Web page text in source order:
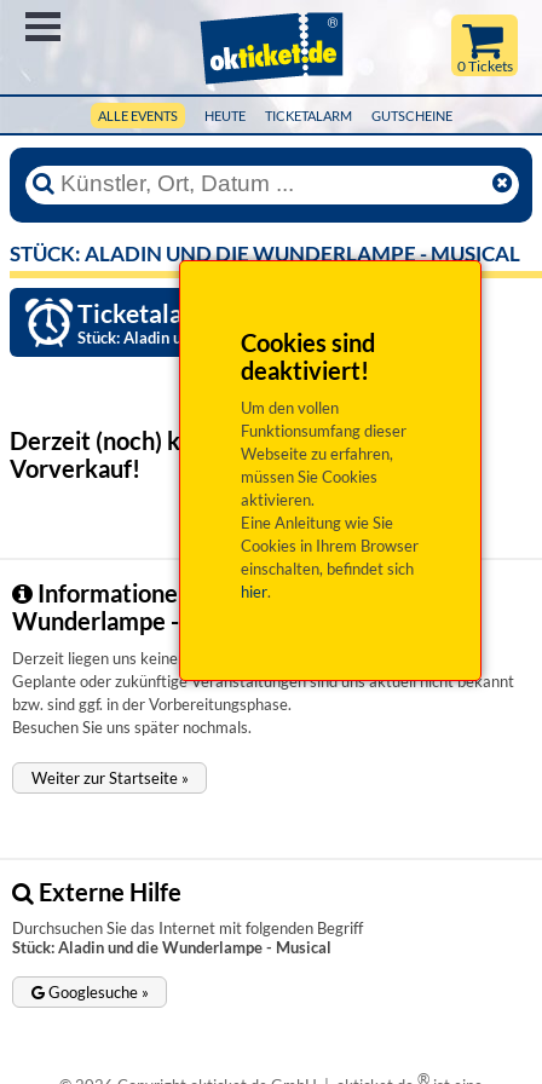
ALLE EVENTS HEUTE TICKETALARM GUTSCHEINE
0 Tickets
Cookies sind
deaktiviert!
Um den vollen
Funktionsumfang dieser
Webseite zu erfahren,
müssen Sie Cookies
aktivieren.
Eine Anleitung wie Sie
Cookies in Ihrem Browser
einschalten, befindet sich
hier.
STÜCK: ALADIN UND DIE WUNDERLAMPE - MUSICAL
Ticketalarm einrichten »
Stück: Aladin und die Wunderlampe - Musical
Derzeit (noch) keine Veranstaltungen
Vorverkauf!
Informationen zu Stück: Aladin und die
Wunderlampe - Musical
Derzeit liegen uns keinerlei Informationen vor.
Geplante oder zukünftige Veranstaltungen sind uns aktuell nicht bekannt
bzw. sind ggf. in der Vorbereitungsphase.
Besuchen Sie uns später nochmals.
Weiter zur Startseite »
Externe Hilfe
Durchsuchen Sie das Internet mit folgenden Begriff
Stück: Aladin und die Wunderlampe - Musical
Googlesuche »
®